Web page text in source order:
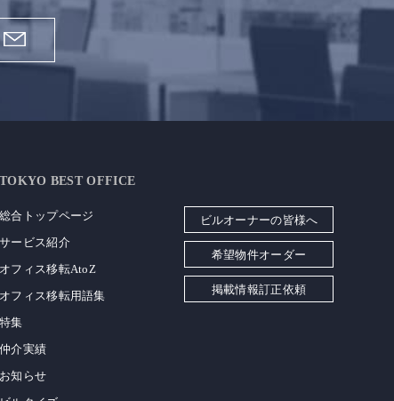
TOKYO BEST OFFICE
総合トップページ
サービス紹介
オフィス移転AtoZ
オフィス移転用語集
特集
仲介実績
お知らせ
ビルオーナーの皆様へ
希望物件オーダー
掲載情報訂正依頼